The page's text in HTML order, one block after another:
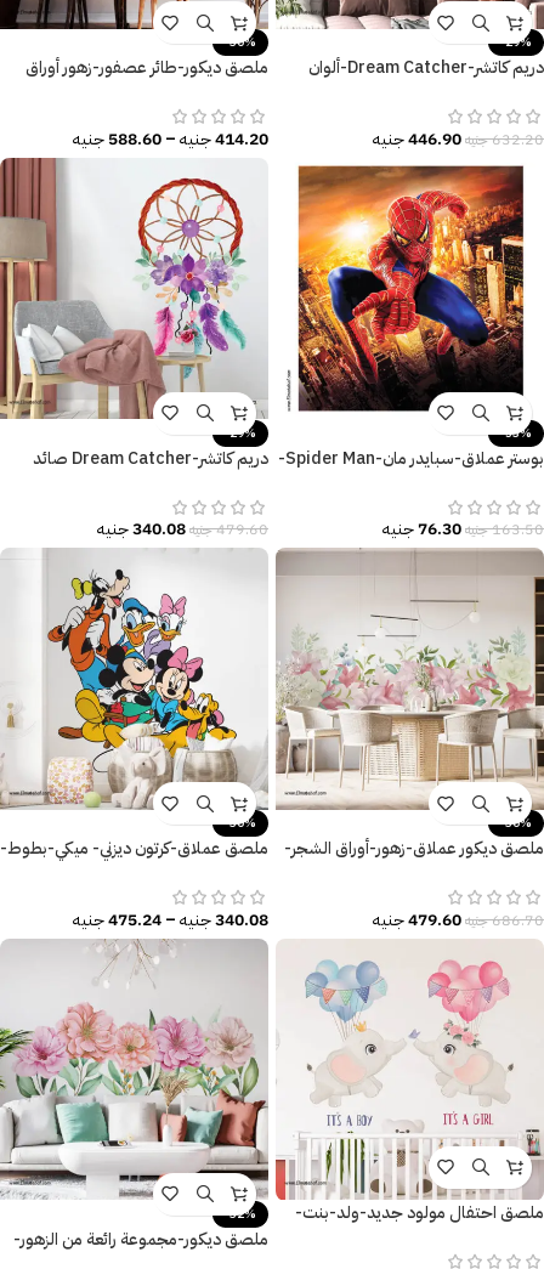
-29%
دريم كاتشر-Dream Catcher-ألوان
632.20جنيه446.90جنيه
-30%
ملصق ديكور-طائر عصفور-زهور أوراق
414.20جنيه–
588.60جنيه
-53%
بوستر عملاق-سبايدر مان-Spider Man-
163.50جنيه76.30جنيه
-29%
دريم كاتشر-Dream Catcher صائد
479.60جنيه340.08جنيه
-30%
ملصق ديكور عملاق-زهور-أوراق الشجر-
686.70جنيه479.60جنيه
-30%
ملصق عملاق-كرتون ديزني- ميكي-بطوط-
340.08جنيه–
475.24جنيه
ملصق احتفال مولود جديد-ولد-بنت-
-32%
ملصق ديكور-مجموعة رائعة من الزهور-